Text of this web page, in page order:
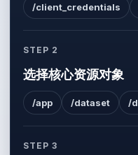
/client_credentials
STEP 2
选择核心资源对象
/app /dataset /
STEP 3